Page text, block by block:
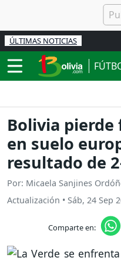
ÚLTIMAS NOTICIAS
Bolivia pierde
en suelo
resultado de
Por: Micaela Sanjines
Actualización • Sáb, 24 Sep
Comparte en: